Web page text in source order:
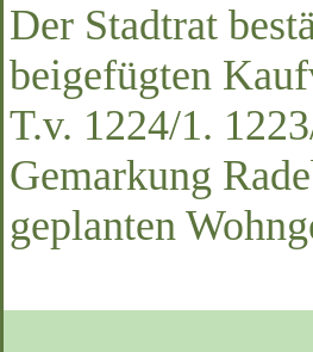
Der Stadtrat
beigefügten
T.v. 1224/1.
Gemarkung
geplanten